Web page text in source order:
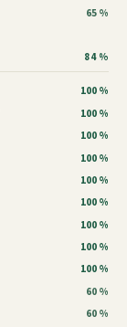
65 %
84 %
100 %
100 %
100 %
100 %
100 %
100 %
100 %
100 %
100 %
60 %
60 %